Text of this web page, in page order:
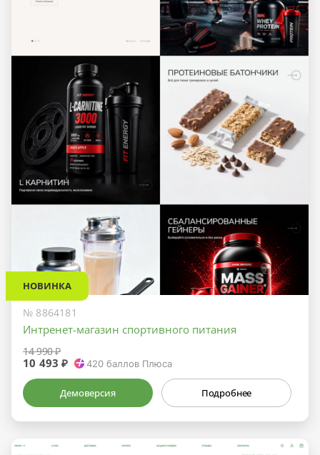
НОВИНКА
№ 8864181
Интренет-магазин спортивного питания
14 990 ₽
10 493 ₽ 420баллов Плюса
Демоверсия Подробнее